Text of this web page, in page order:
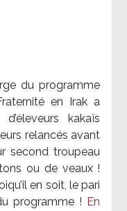
du programme
en Irak a
kakaïs
relancés avant
second troupeau
ou de veaux !
en soit, le pari
programme ! En